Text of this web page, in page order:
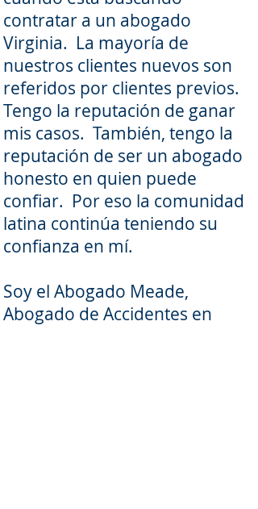
contratar a un abogado
Virginia. La mayoría de
nuestros clientes nuevos son
referidos por clientes previos.
Tengo la reputación de ganar
mis casos. También, tengo la
reputación de ser un abogado
honesto en quien puede
confiar. Por eso la comunidad
latina continúa teniendo su
confianza en mí.
Soy el Abogado Meade,
Abogado de Accidentes en